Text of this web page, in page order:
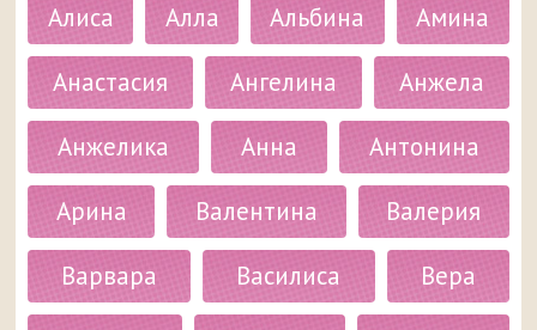
Алиса
Алла Альбина
Амина
Анастасия
Ангелина
Анжела
Анжелика
Анна
Антонина
Арина
Валентина
Валерия
Варвара
Василиса
Вера